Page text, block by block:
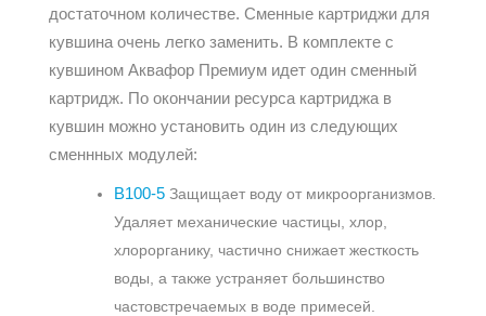
достаточном количестве. Сменные картриджи для
кувшина очень легко заменить. В комплекте с
кувшином Аквафор Премиум идет один сменный
картридж. По окончании ресурса картриджа в
кувшин можно установить один из следующих
сменнных модулей:
В100-5 Защищает воду от микроорганизмов.
Удаляет механические частицы, хлор,
хлорорганику, частично снижает жесткость
воды, а также устраняет большинство
частовстречаемых в воде примесей.